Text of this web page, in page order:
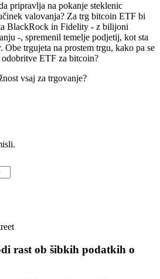
pripravlja na pokanje steklenic
valovanja? Za trg bitcoin ETF bi
BlackRock in Fidelity - z bilijoni
-, spremenil temelje podjetij, kot sta
Obe trgujeta na prostem trgu, kako pa se
ETF za bitcoin?
vsaj za trgovanje?
rast ob šibkih podatkih o